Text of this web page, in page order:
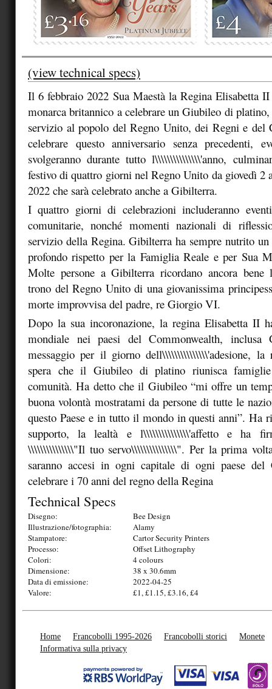
(view technical specs)
Il 6 febbraio 2022 Sua Maestà la Regina Elisabetta
monarca britannico a celebrare un Giubileo di
servizio al popolo del Regno Unito, dei Regni e del
celebrare questo anniversario senza precedenti,
svolgeranno durante tutto l\\\\\\\\\\\\\\\'anno,
festivo di quattro giorni nel Regno Unito da giovedì 2
2022 che sarà celebrato anche a Gibilterra.
I quattro giorni di celebrazioni includeranno
comunitarie, nonché momenti nazionali di
servizio della Regina. Gibilterra ha sempre nutrito
profondo rispetto per la Famiglia Reale e per Sua
Molte persone a Gibilterra ricordano ancora bene
trono del Regno Unito di una giovanissima
morte improvvisa del padre, re Giorgio VI.
Dopo la sua incoronazione, la regina Elisabetta II
mondiale nei paesi del Commonwealth, inclusa
messaggio per il giorno dell\\\\\\\\\\\\\\\'adesione, la
spera che il Giubileo di platino riunisca
comunità. Ha detto che il Giubileo “mi offre un
buona volontà mostratami da persone di tutte le
questo Paese e in tutto il mondo in questi anni”. Ha
supporto, la lealtà e l\\\\\\\\\\\\\\\'affetto e ha
\\\\\\\\\\\\\\\"Il tuo servo\\\\\\\\\\\\\\\". Per la prima
saranno accesi in ogni capitale di ogni paese del
celebrare i 70 anni del regno della Regina
Technical Specs
Disegno:
Bee Design
Illustrazione/fotographia:
Alamy
Stampatore:
Cartor Security Printers
Processo:
Offset Lithography
Colori:
4 colours
Dimensione:
38 x 30.6mm
Data di emissione:
2022-04-25
Valore:
£1, £1.15, £3.16, £4
Home Francobolli 1995-2026 Francobolli storici
Monete
Informativa sulla privacy